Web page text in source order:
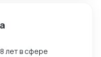
лет в сфере